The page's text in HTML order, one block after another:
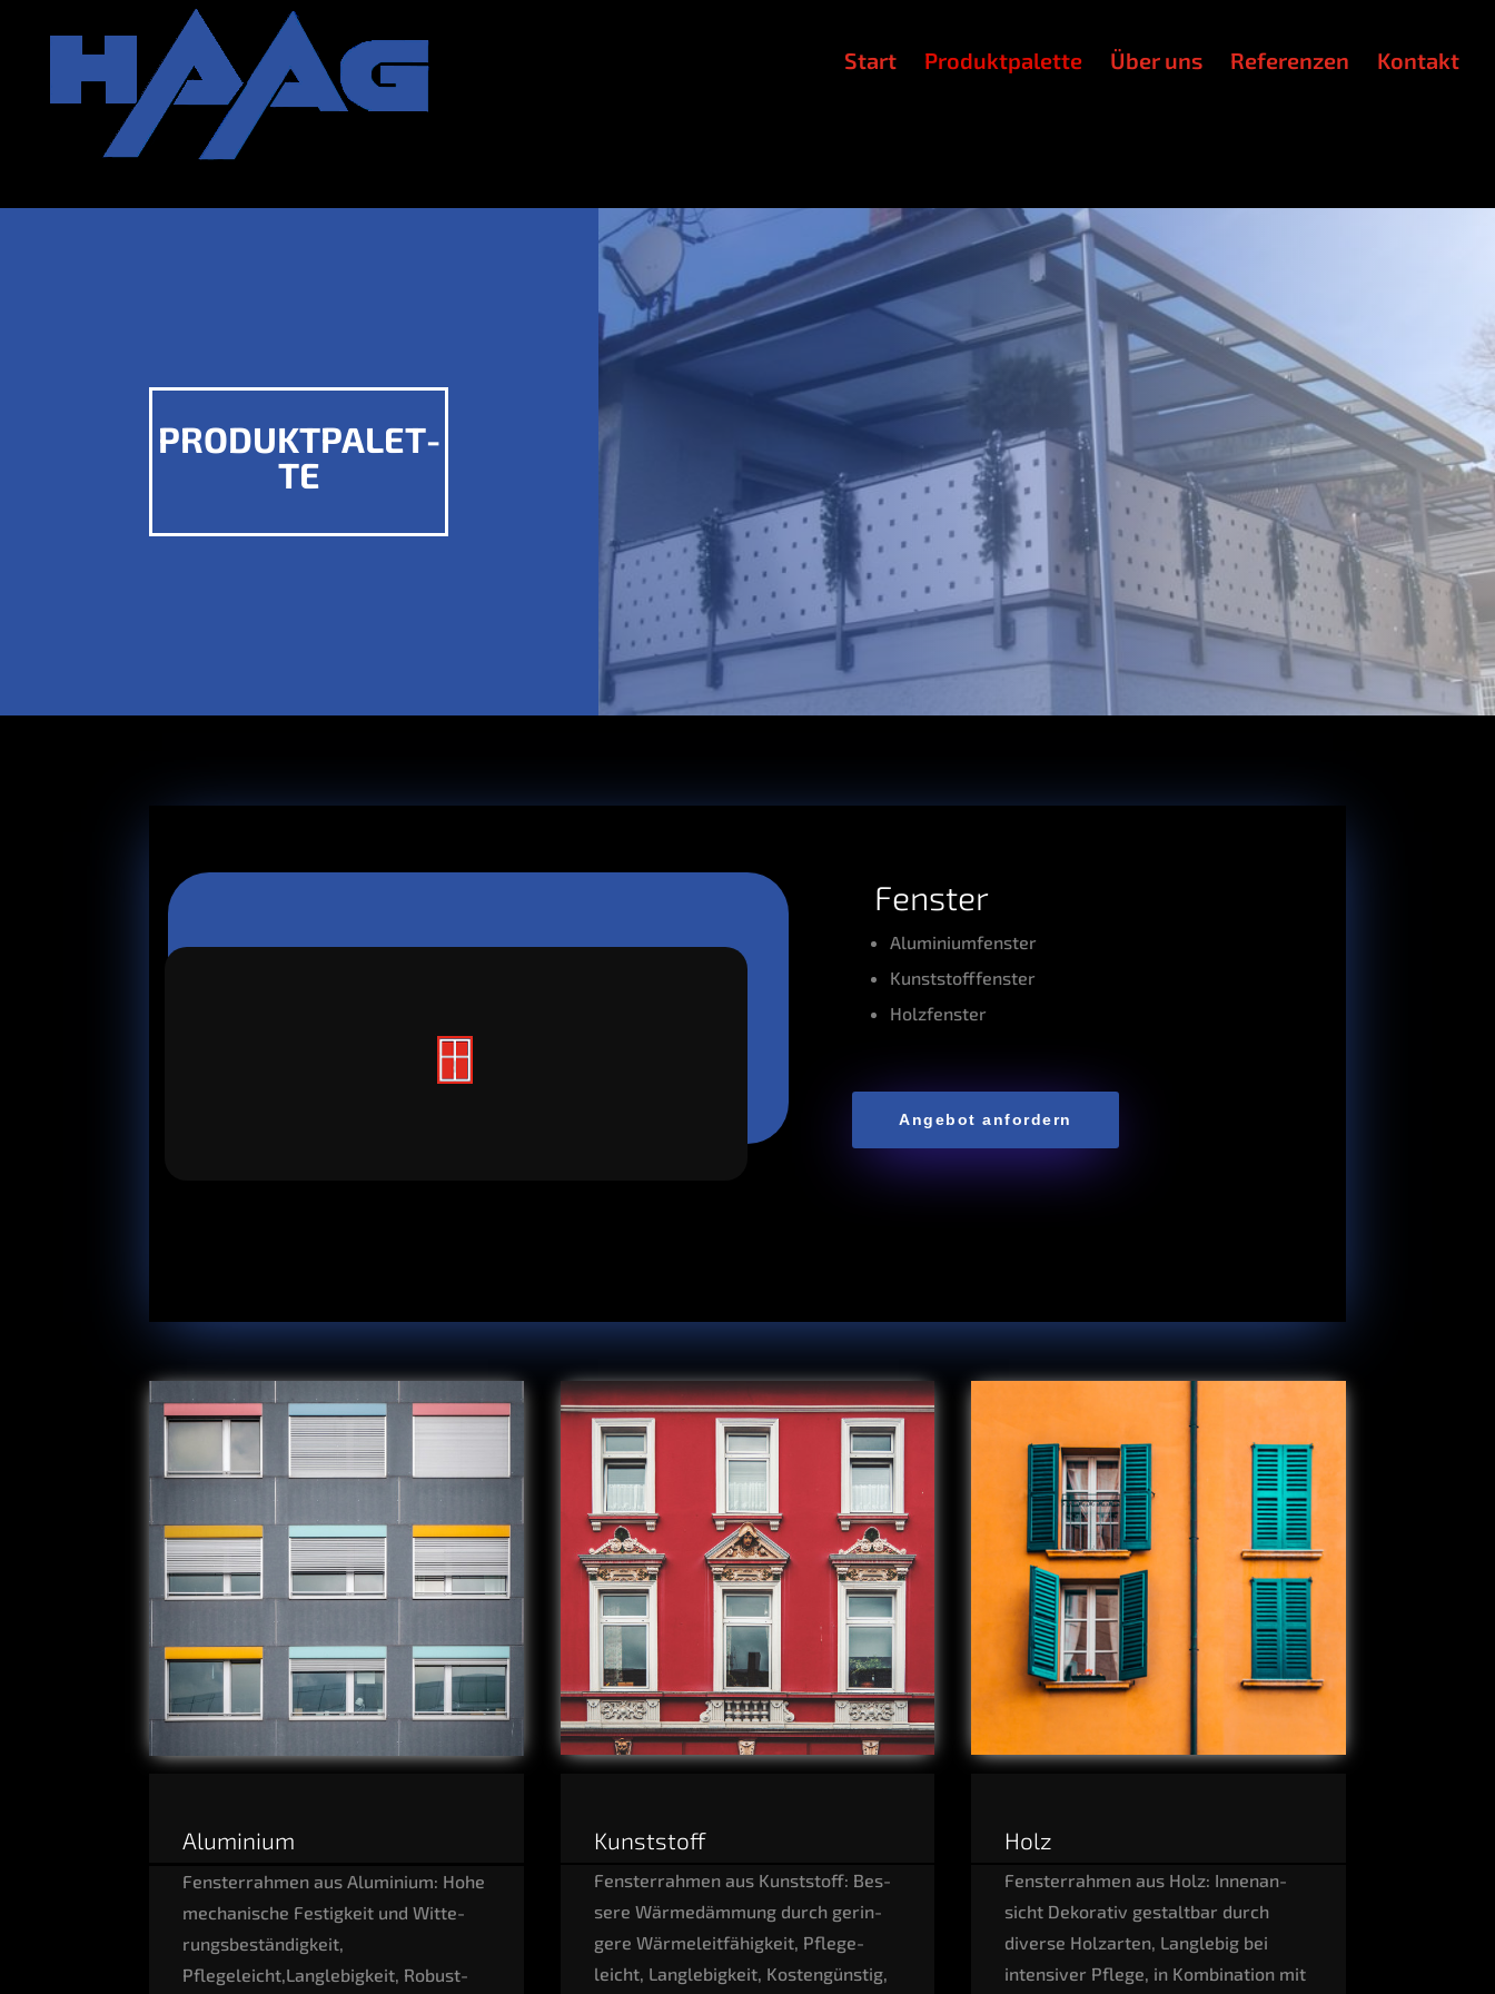
Start Pro­dukt­pa­let­te Über uns Refe­ren­zen Kon­takt
PRO­DUKT­PA­LET­
TE
Fens­ter
Alu­mi­ni­um­fens­ter
Kunst­stoff­fens­ter
Holz­fens­ter
Ange­bot anfordern
Alu­mi­ni­um
Fens­ter­rah­men aus Alu­mi­ni­um: Hohe
mecha­ni­sche Fes­tig­keit und Wit­te­
rungs­be­stän­dig­keit,
Pflegeleicht,Langlebigkeit, Robust­
Kunst­stoff
Fens­ter­rah­men aus Kunst­stoff: Bes­
se­re Wär­me­däm­mung durch gerin­
ge­re Wär­me­leit­fä­hig­keit, Pfle­ge­
leicht, Lang­le­big­keit, Kos­ten­güns­tig,
Holz
Fens­ter­rah­men aus Holz: Innen­an­
sicht Deko­ra­tiv gestalt­bar durch
diver­se Holz­ar­ten, Lang­le­big bei
inten­si­ver Pfle­ge, in Kom­bi­na­ti­on mit